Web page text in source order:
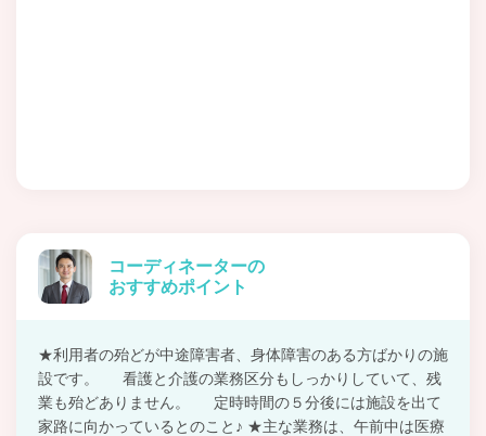
コーディネーターの
おすすめポイント
★利用者の殆どが中途障害者、身体障害のある方ばかりの施
設です。 看護と介護の業務区分もしっかりしていて、残
業も殆どありません。 定時時間の５分後には施設を出て
家路に向かっているとのこと♪ ★主な業務は、午前中は医療